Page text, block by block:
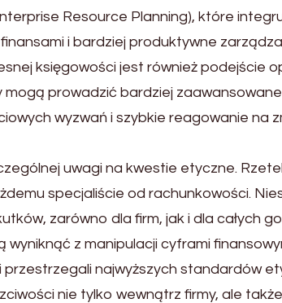
Resource Planning), które
i bardziej produktywne
księgowości jest również podejście
prowadzić bardziej
wyzwań i szybkie reagowanie na
uwagi na kwestie etyczne.
specjaliście od rachunkowości.
zarówno dla firm, jak i dla całych
z manipulacji cyframi
najwyższych standardów
nie tylko wewnątrz firmy, ale